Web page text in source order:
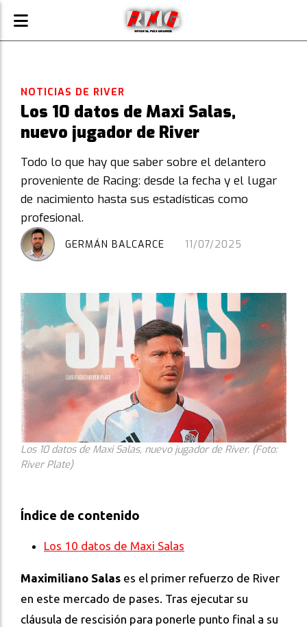
Los 10 datos de Maxi Salas,
nuevo jugador de River
Todo lo que hay que saber sobre el delantero
proveniente de Racing: desde la fecha y el lugar
de nacimiento hasta sus estadísticas como
profesional.
NOTICIAS DE RIVER
11/07/2025
GERMÁN BALCARCE
Los 10 datos de Maxi Salas, nuevo jugador de River. (Foto:
River Plate)
Índice de contenido
Los 10 datos de Maxi Salas
Maximiliano Salas es el primer refuerzo de River
en este mercado de pases. Tras ejecutar su
cláusula de rescisión para ponerle punto final a su